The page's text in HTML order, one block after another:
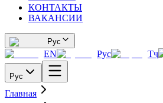
КОНТАКТЫ
ВАКАНСИИ
Рус
EN Рус Тҷ
Рус
Главная